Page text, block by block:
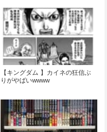
【キングダム 】カイネの狂信ぶ
りがやばいwwww